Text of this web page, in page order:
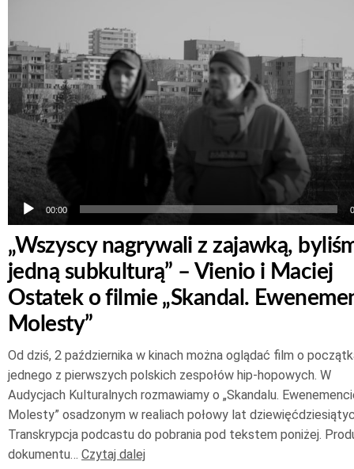
dźwiękowych
00:00
„Wszyscy nagrywali z zajawką,
jedną subkulturą” – Vienio i Maciej
Ostatek o filmie „Skandal.
Molesty”
Od dziś, 2 października w kinach można oglądać film o
jednego z pierwszych polskich zespołów hip-hopowych. W
Audycjach Kulturalnych rozmawiamy o „Skandalu.
Molesty” osadzonym w realiach połowy lat
Transkrypcja podcastu do pobrania pod tekstem poniżej.
dokumentu… Czytaj dalej